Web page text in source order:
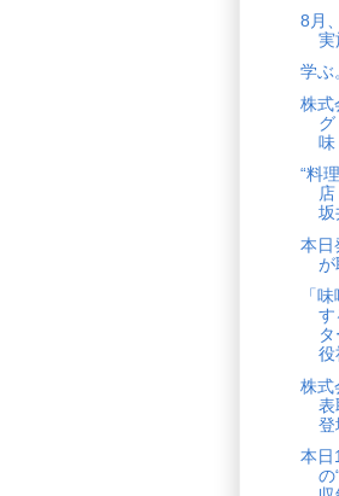
8月
実
学ぶ
株式
味
“料
坂
本日
が
「
す
役
株
登
本日
の